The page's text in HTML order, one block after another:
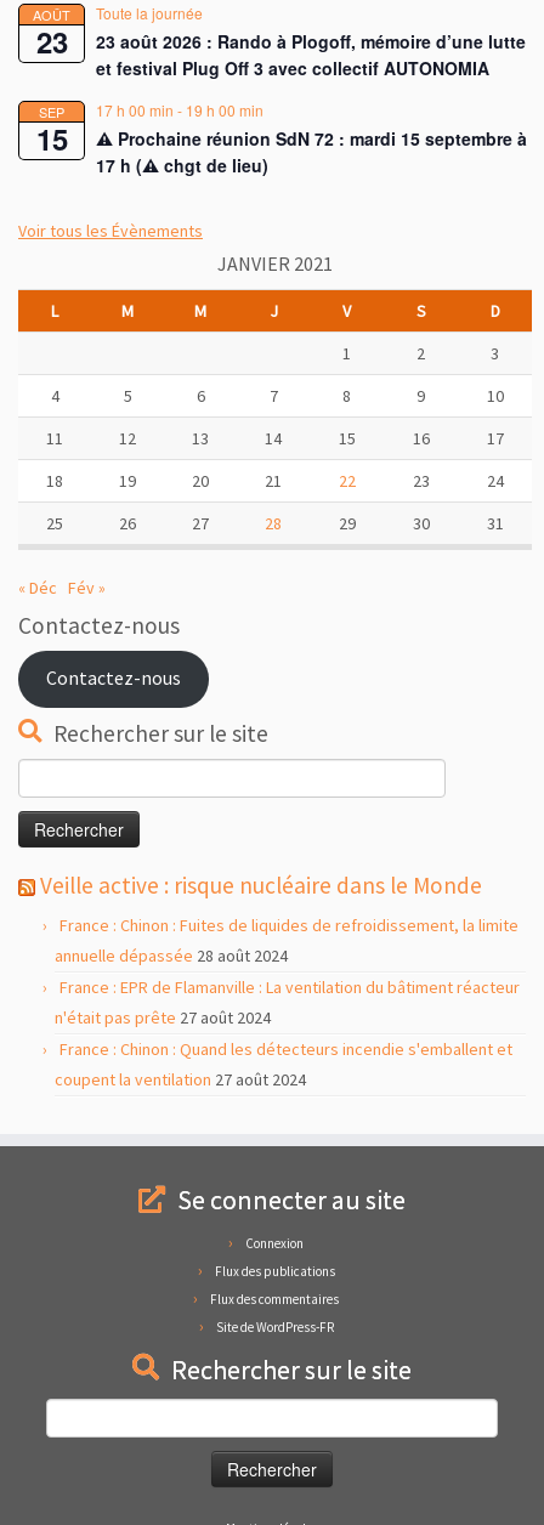
AOÛT
23
Toute la journée
23 août 2026 : Rando à Plogoff, mémoire d’une lutte
et festival Plug Off 3 avec collectif AUTONOMIA
SEP
15
17 h 00 min - 19 h 00 min
⚠︎ Prochaine réunion SdN 72 : mardi 15 septembre à
17 h (⚠︎ chgt de lieu)
Voir tous les Évènements
JANVIER 2021
L M M J V S
D
1
2
3
4
5 6 7 8 9
10
11
12 13 14 15 16
17
18
19 20 21 22 23
24
25
26 27 28 29 30 31
« Déc Fév »
Contactez-nous
Contactez-nous
Rechercher sur le site
Veille active : risque nucléaire dans le Monde
France : Chinon : Fuites de liquides de refroidissement, la limite
annuelle dépassée 28 août 2024
France : EPR de Flamanville : La ventilation du bâtiment réacteur
n'était pas prête 27 août 2024
France : Chinon : Quand les détecteurs incendie s'emballent et
coupent la ventilation 27 août 2024
Se connecter au site
Connexion
Flux des publications
Flux des commentaires
Site de WordPress-FR
Rechercher sur le site